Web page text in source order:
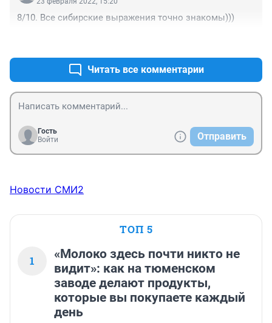
8/10. Все сибирские выражения точно знакомы)))
Читать все комментарии
Гость
Войти
Отправить
Новости СМИ2
ТОП 5
1
«Молоко здесь почти никто не
видит»: как на тюменском
заводе делают продукты,
которые вы покупаете каждый
день